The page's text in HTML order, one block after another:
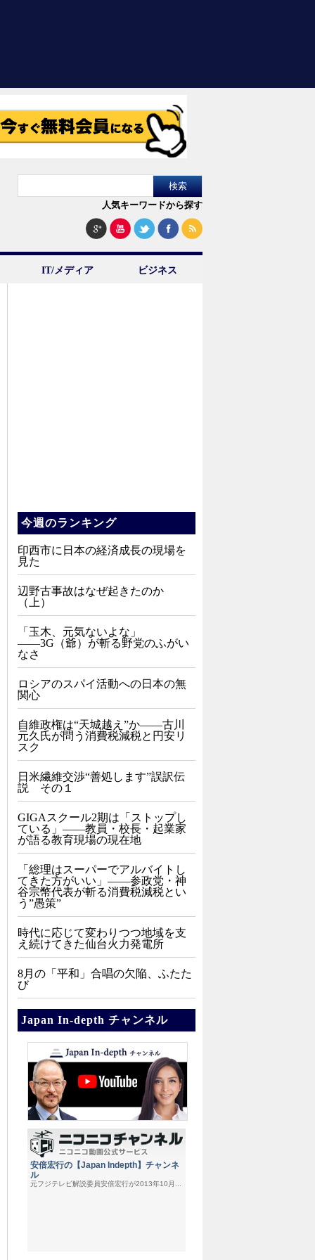
人気キーワードから探す
IT/メディア ビジネス
今週のランキング
印西市に日本の経済成長の現場を
見た
辺野古事故はなぜ起きたのか
（上）
「玉木、元気ないよな」
――3G（爺）が斬る野党のふがい
なさ
ロシアのスパイ活動への日本の無
関心
自維政権は“天城越え”か――古川
元久氏が問う消費税減税と円安リ
スク
日米繊維交渉“善処します”誤訳伝
説 その１
GIGAスクール2期は「ストップし
ている」——教員・校長・起業家
が語る教育現場の現在地
「総理はスーパーでアルバイトし
てきた方がいい」――参政党・神
谷宗幣代表が斬る消費税減税とい
う”愚策”
時代に応じて変わりつつ地域を支
え続けてきた仙台火力発電所
8月の「平和」合唱の欠陥、ふたた
び
Japan In-depth チャンネル